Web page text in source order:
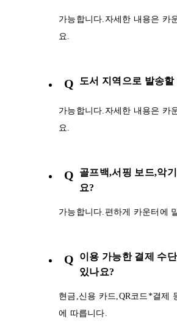
가능합니다.자세한 내용은 카
요.
Q 도서 지역으로 발송할
가능합니다.자세한 내용은 카
요.
Q
골프백,서핑 보드,악
요?
가능합니다.편하게 카운터에
Q
이용 가능한 결제 수
있나요?
현금,신용 카드,QR코드*결제
에 따릅니다.